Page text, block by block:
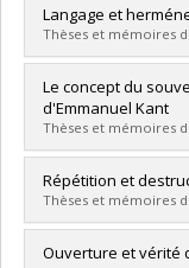
Diplômé(e) :
Cycle : Maîtrise
Diplôme obtenu :
Lien vers le
Langage et
Thèses et mémoires
Diplômé(e) :
Cycle :Maîtrise
Diplôme obtenu :
Lien vers le
Le concept du
d'Emmanuel Kant
Thèses et mémoires
Diplômé(e) :
Cycle : Doctorat
Diplôme obtenu :
Lien vers le
Répétition et
Thèses et mémoires
Diplômé(e) :
Ouverture et vérité